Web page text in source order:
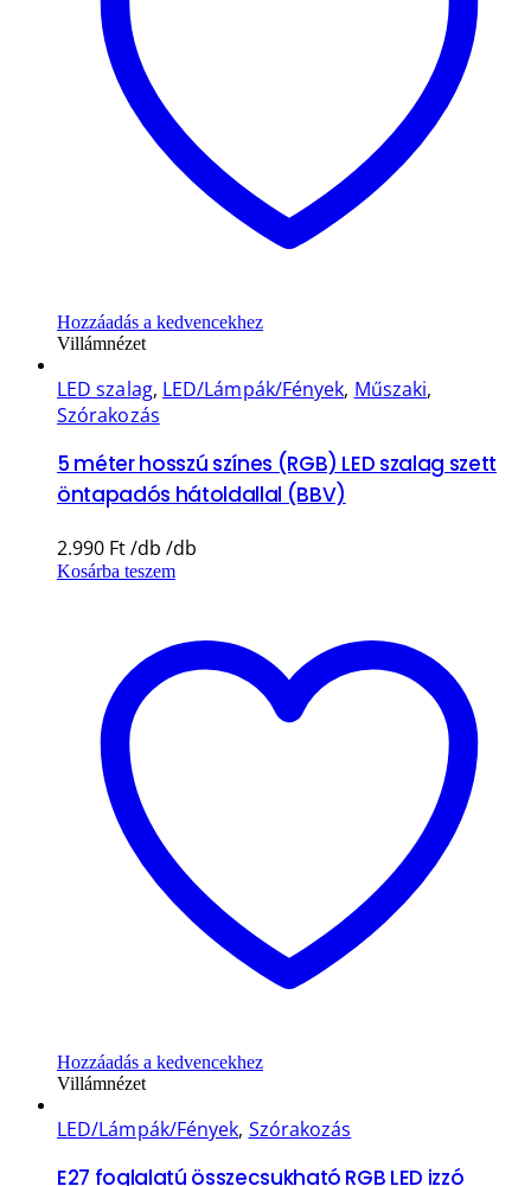
Hozzáadás a kedvencekhez
Villámnézet
LED szalag, LED/Lámpák/Fények, Műszaki,
Szórakozás
5 méter hosszú színes (RGB) LED szalag szett
öntapadós hátoldallal (BBV)
2.990 Ft
Kosárba teszem
Hozzáadás a kedvencekhez
Villámnézet
LED/Lámpák/Fények, Szórakozás
E27 foglalatú összecsukható RGB LED izzó